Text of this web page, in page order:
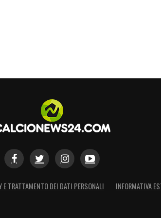
E TRATTAMENTO DEI DATI PERSONALI INFORMATIVA